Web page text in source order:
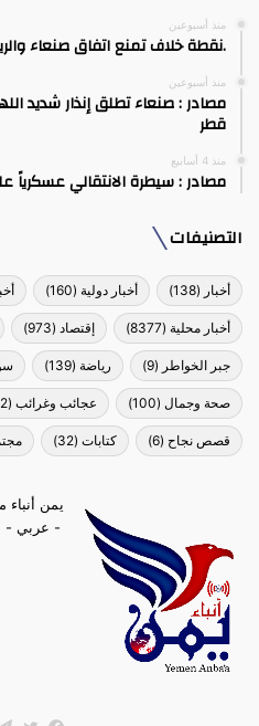
منذ أسبوعين
.نقطة خلاف تمنع اتفاق صنعاء
منذ أسبوعين
مصادر : صنعاء تطلق إنذار شديد
قطر
منذ 4 أسابيع
مصادر : سيطرة الانتقالي عسكرياً
التصنيفات
أخبار (138) أخبار دولية (160)
أخبار محلية (8377) إقتصاد (973)
جبر الخواطر (9) رياضة (139)
صحة وجمال (100) عجائب وغرائب (12)
قصص نجاح (6) كتابات (32)
يمن
- عربي -